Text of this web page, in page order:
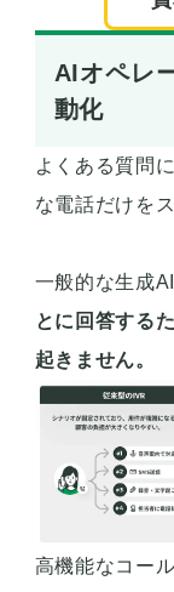
AIオペレ
動化
よくある質問
な電話だけを
一般的な生成
とに回答する
起きません。
高機能なコー